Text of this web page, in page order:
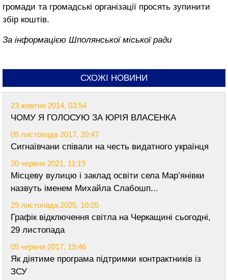
громади та громадські організації просять зупинити
збір коштів.
За інформацією Шполянської міської ради
СХОЖІ НОВИНИ
23 жовтня 2014, 03:54
ЧОМУ Я ГОЛОСУЮ ЗА ЮРІЯ ВЛАСЕНКА
05 листопада 2017, 20:47
Сигнаївчани співали на честь видатного українця
20 червня 2021, 11:19
Місцеву вулицю і заклад освіти села Мар’янівки
назвуть іменем Михайла Слабошп...
29 листопада 2025, 10:05
Графік відключення світла на Черкащині сьогодні,
29 листопада
05 червня 2017, 19:46
Як діятиме програма підтримки контрактників із
ЗСУ